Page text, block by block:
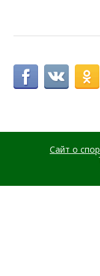
Сайт о